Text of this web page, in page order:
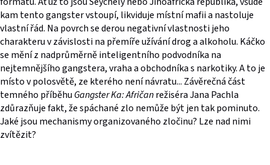
kam tento gangster vstoupí, likviduje místní mafii a nastoluje
vlastní řád. Na povrch se derou negativní vlastnosti jeho
charakteru v závislosti na přemíře užívání drog a alkoholu. Káčko
se mění z nadprůměrně inteligentního podvodníka na
nejtemnějšího gangstera, vraha a obchodníka s narkotiky. A to je
místo v polosvětě, ze kterého není návratu... Závěrečná část
temného příběhu Gangster Ka: Afričanrežiséra Jana Pachla
zdůrazňuje fakt, že spáchané zlo nemůže být jen tak pominuto.
Jaké jsou mechanismy organizovaného zločinu? Lze nad nimi
zvítězit?